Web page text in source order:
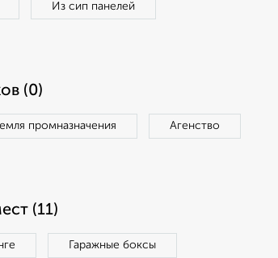
Из сип панелей
(0)
промназначения Агенство
(11)
Гаражные боксы